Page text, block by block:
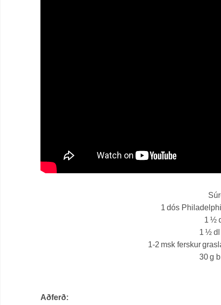
1 dós
1 ½
1 ½ dl
1-2 msk ferskur
30 g
Aðferð: